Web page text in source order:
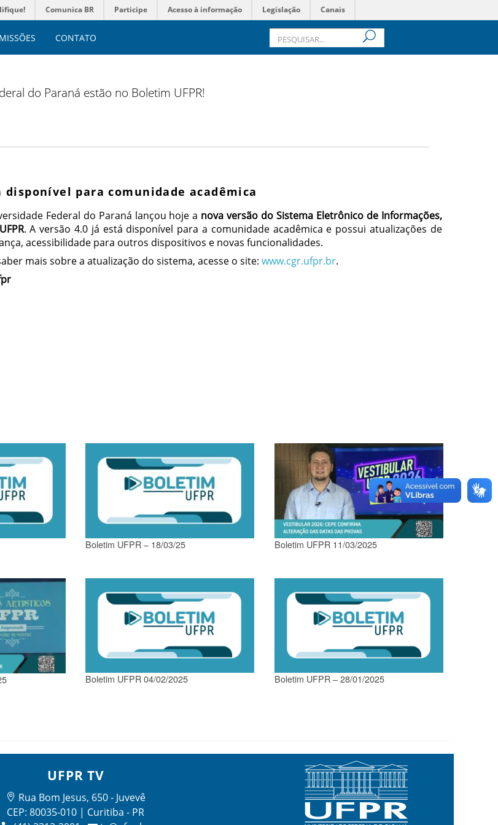
Comunica BR Participe Acesso à informação Legislação Canais
CONTATO
do Paraná estão no Boletim UFPR!
para comunidade acadêmica
Federal do Paraná lançou hoje a nova versão do Sistema Eletrônico de Informações,
. A versão 4.0 já está disponível para a comunidade acadêmica e possui atualizações de
acessibilidade para outros dispositivos e novas funcionalidades.
mais sobre a atualização do sistema, acesse o site: www.cgr.ufpr.br.
Boletim UFPR – 18/03/25 Boletim UFPR 11/03/2025
Boletim UFPR 04/02/2025 Boletim UFPR – 28/01/2025
UFPR TV
Rua Bom Jesus, 650 - Juvevê
CEP: 80035-010 | Curitiba - PR